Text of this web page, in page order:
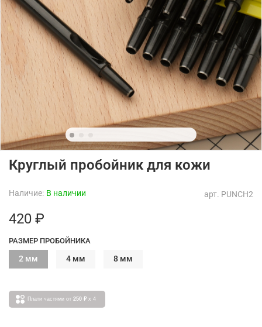
арт. PUNCH2
Наличие: В наличии
Круглый пробойник для кожи
420 ₽
Плати частями от 250 ₽ x 4
РАЗМЕР ПРОБОЙНИКА
2 мм 4 мм 8 мм